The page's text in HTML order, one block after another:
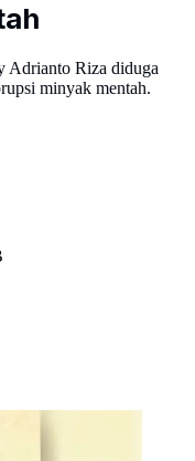
Adrianto Riza diduga
minyak mentah.